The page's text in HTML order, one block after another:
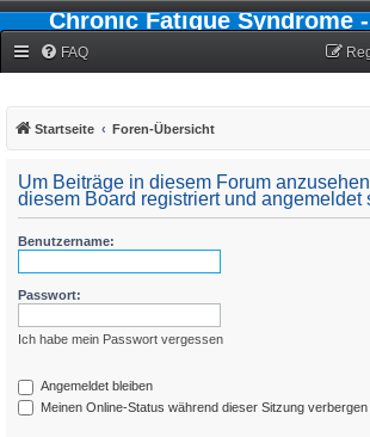
Chronic Fatigue Syndrome
FAQ
Startseite Foren-Übersicht
Um Beiträge in diesem Forum
diesem Board registriert und angemeldet
Benutzername:
Passwort:
Ich habe mein Passwort vergessen
Angemeldet bleiben
Meinen Online-Status während dieser Sitzung verbergen